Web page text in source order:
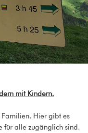
mit Kindern.
Hier gibt es
für alle zugänglich sind.